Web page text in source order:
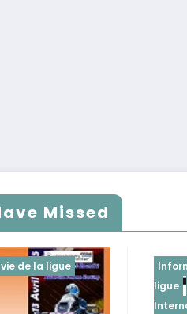
Missed
vie de la ligue
ligue